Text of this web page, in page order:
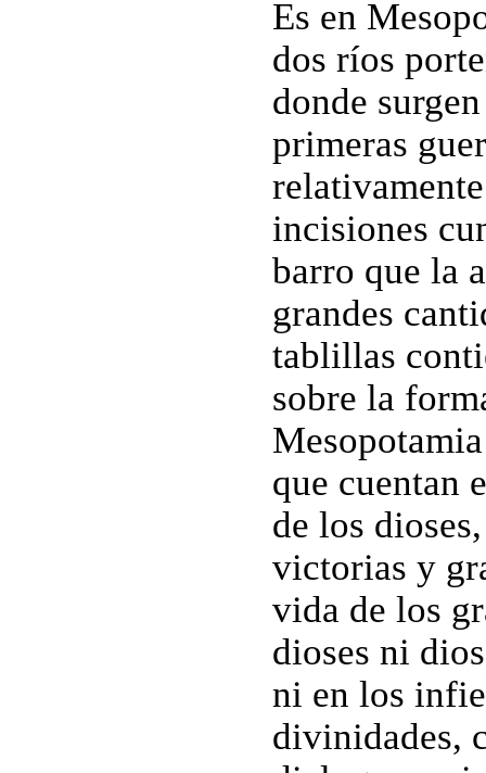
Es en
dos ríos
donde
primeras
incisiones
barro que la
grandes
tablillas
sobre la
que cuentan
de los
victorias y
vida de los
dioses ni
ni en los
divinidades,